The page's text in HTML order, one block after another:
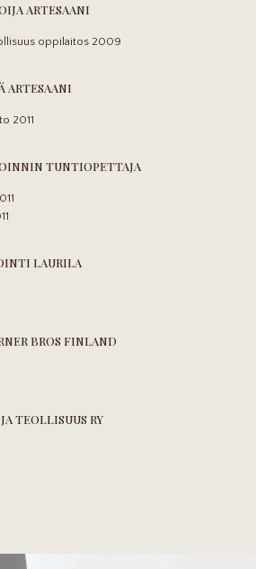
ARTESAANI
oppilaitos 2009
ARTESAANI
2011
TUNTIOPETTAJA
LAURILA
BROS FINLAND
TEOLLISUUS RY